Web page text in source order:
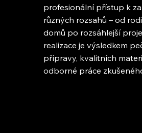
profesionální přístup k
různých rozsahů – od
domů po rozsáhlejší
realizace je výsledkem
přípravy, kvalitních
odborné práce